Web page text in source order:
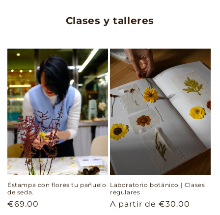
Clases y talleres
Estampa con flores tu pañuelo
de seda.
Precio
€69.00
Laboratorio botánico | Clases
regulares
Precio
A partir de €30.00